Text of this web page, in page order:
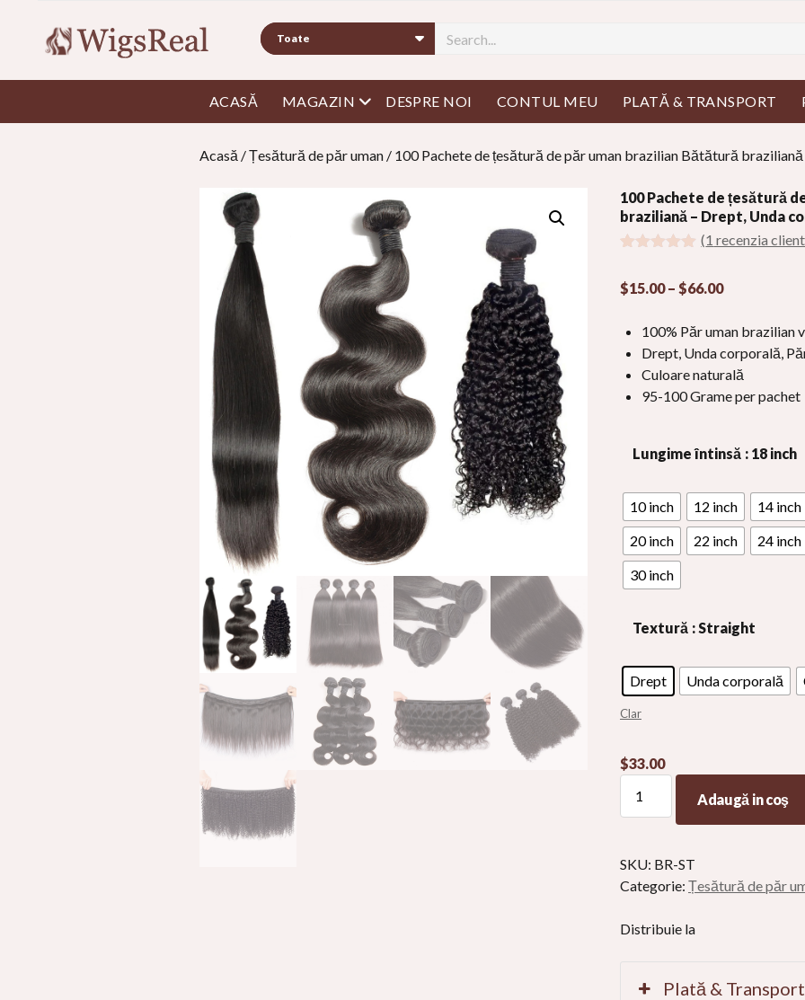
Căutare
ACASĂ MAGAZIN meniu deschis
DESPRE NOI CONTUL MEU PLATĂ & TRANSPORT
Acasă /Țesătură de păr uman / 100 Pachete de țesătură de păr uman brazilian Bătătură
100 Pachete de țesătură
braziliană – Drept, Unda
peevaluarea
(1 recenzia
$15.00 – $66.00Gama
prețuri:
$15.00
prin
$66.00
100% Păr uman brazilian
Drept, Unda corporală,
Culoare naturală
95-100 Grame per pachet
Lungime întinsă : 18 inch
10 inch 12 inch 14 inch
20 inch
22 inch 24 inch
30 inch
Textură : Straight
Drept Unda corporală
Clar
$33.00
Pachete
de
păr
brazilian
Adaugă in coş
SKU: BR-ST
Categorie: Țesătură de păr
Distribuie la
Plată & Transport